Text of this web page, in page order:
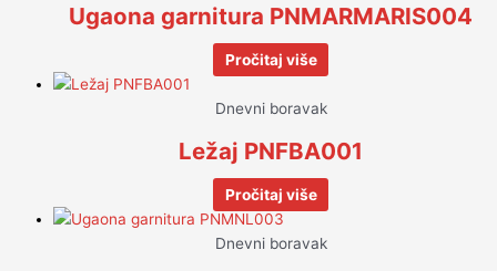
Ugaona garnitura PNMARMARIS004
Pročitaj više
Dnevni boravak
Ležaj PNFBA001
Pročitaj više
Dnevni boravak